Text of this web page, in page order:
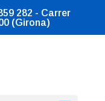
282 - Carrer
(Girona)